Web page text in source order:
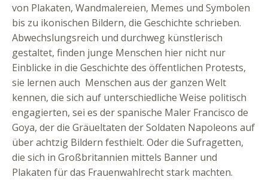
von Plakaten, Wandmalereien, Memes und Symbolen
bis zu ikonischen Bildern, die Geschichte schrieben.
Abwechslungsreich und durchweg künstlerisch
gestaltet, finden junge Menschen hier nicht nur
Einblicke in die Geschichte des öffentlichen Protests,
sie lernen auch Menschen aus der ganzen Welt
kennen, die sich auf unterschiedliche Weise politisch
engagierten, sei es der spanische Maler Francisco de
Goya, der die Gräueltaten der Soldaten Napoleons auf
über achtzig Bildern festhielt. Oder die Sufragetten,
die sich in Großbritannien mittels Banner und
Plakaten für das Frauenwahlrecht stark machten.